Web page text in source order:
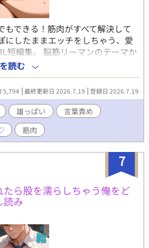
できる！筋肉がすべて解決して
にしたままエッチをしちゃう、愛
短編集。 脳筋リーマンのテーマか
生ものもあり。 王道からフェチ的
系焦らし系など、傾向はいろい
収録。 ストーリーは短めで、さ
りのR18。 こちらは試し読みにな
イトで販売中。 詳細を知れるブロ
読む
5,794 最終更新日 2026.7.19 登録日 2026.7.19
雄っぱい
言葉責め
筋肉
7
ら股を濡らしちゃう俺をど
読み